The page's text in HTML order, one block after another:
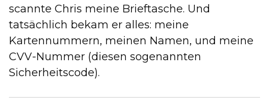
scannte Chris meine Brieftasche. Und
tatsächlich bekam er alles: meine
Kartennummern, meinen Namen, und meine
CVV-Nummer (diesen sogenannten
Sicherheitscode).